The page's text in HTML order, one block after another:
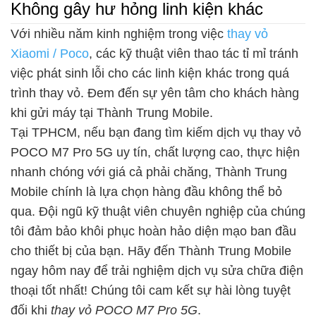
Không gây hư hỏng linh kiện khác
Với nhiều năm kinh nghiệm trong việc thay vỏ
Xiaomi / Poco, các kỹ thuật viên thao tác tỉ mỉ tránh
việc phát sinh lỗi cho các linh kiện khác trong quá
trình thay vỏ. Đem đến sự yên tâm cho khách hàng
khi gửi máy tại Thành Trung Mobile.
Tại TPHCM, nếu bạn đang tìm kiếm dịch vụ thay vỏ
POCO M7 Pro 5G uy tín, chất lượng cao, thực hiện
nhanh chóng với giá cả phải chăng, Thành Trung
Mobile chính là lựa chọn hàng đầu không thể bỏ
qua. Đội ngũ kỹ thuật viên chuyên nghiệp của chúng
tôi đảm bảo khôi phục hoàn hảo diện mạo ban đầu
cho thiết bị của bạn. Hãy đến Thành Trung Mobile
ngay hôm nay để trải nghiệm dịch vụ sửa chữa điện
thoại tốt nhất! Chúng tôi cam kết sự hài lòng tuyệt
đối khi thay vỏ POCO M7 Pro 5G.